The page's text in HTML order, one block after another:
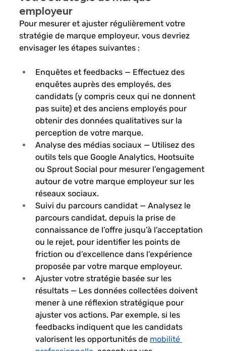
employeur
Pour mesurer et ajuster régulièrement votre
stratégie de marque employeur, vous devriez
envisager les étapes suivantes :
Enquêtes et feedbacks — Effectuez des
enquêtes auprès des employés, des
candidats (y compris ceux qui ne donnent
pas suite) et des anciens employés pour
obtenir des données qualitatives sur la
perception de votre marque.
Analyse des médias sociaux — Utilisez des
outils tels que Google Analytics, Hootsuite
ou Sprout Social pour mesurer l’engagement
autour de votre marque employeur sur les
réseaux sociaux.
Suivi du parcours candidat — Analysez le
parcours candidat, depuis la prise de
connaissance de l’offre jusqu’à l’acceptation
ou le rejet, pour identifier les points de
friction ou d’excellence dans l’expérience
proposée par votre marque employeur.
Ajuster votre stratégie basée sur les
résultats — Les données collectées doivent
mener à une réflexion stratégique pour
ajuster vos actions. Par exemple, si les
feedbacks indiquent que les candidats
valorisent les opportunités de mobilité